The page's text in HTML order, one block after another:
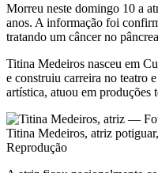
Morreu neste domingo 10 a
anos. A informação foi
tratando um câncer no
Titina Medeiros nasceu em
e construiu carreira no teatro
artística, atuou em produções
Titina Medeiros, atriz
Reprodução